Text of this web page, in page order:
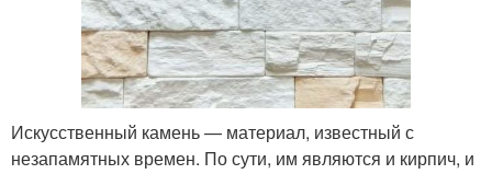
Искусственный камень — материал, известный с
незапамятных времен. По сути, им являются и кирпич, и